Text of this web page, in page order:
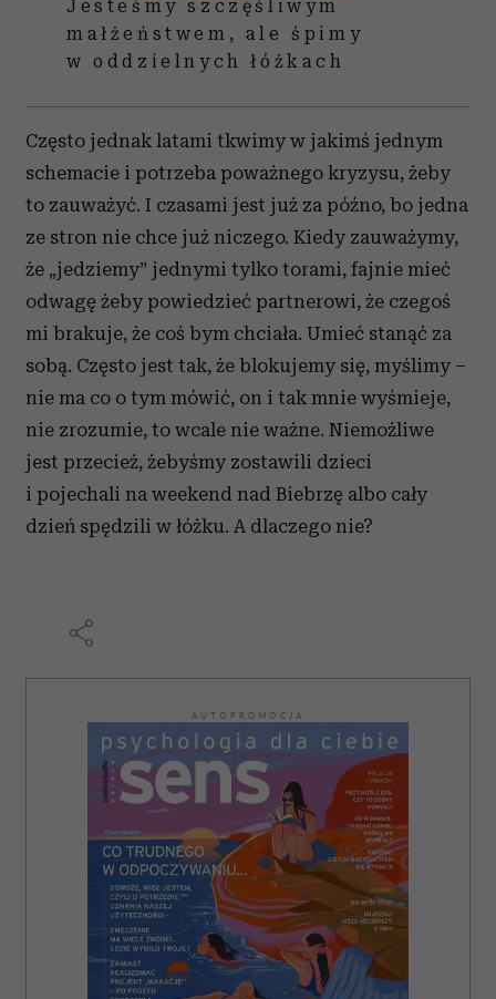
Jesteśmy szczęśliwym
małżeństwem, ale śpimy
w oddzielnych łóżkach
Często jednak latami tkwimy w jakimś jednym
schemacie i potrzeba poważnego kryzysu, żeby
to zauważyć. I czasami jest już za późno, bo jedna
ze stron nie chce już niczego. Kiedy zauważymy,
że „jedziemy” jednymi tylko torami, fajnie mieć
odwagę żeby powiedzieć partnerowi, że czegoś
mi brakuje, że coś bym chciała. Umieć stanąć za
sobą. Często jest tak, że blokujemy się, myślimy –
nie ma co o tym mówić, on i tak mnie wyśmieje,
nie zrozumie, to wcale nie ważne. Niemożliwe
jest przecież, żebyśmy zostawili dzieci
i pojechali na weekend nad Biebrzę albo cały
dzień spędzili w łóżku. A dlaczego nie?
AUTOPROMOCJA